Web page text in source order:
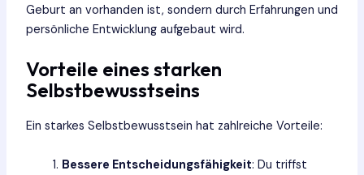
Geburt an vorhanden ist, sondern durch Erfahrungen und
persönliche Entwicklung aufgebaut wird.
Vorteile eines starken
Selbstbewusstseins
Ein starkes Selbstbewusstsein hat zahlreiche Vorteile:
Bessere Entscheidungsfähigkeit: Du triffst